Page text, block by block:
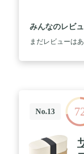
器/おかず容器
かばん収納 / 飯
杯分(1.02合)
みんなのレビ
まだレビューは
No.13